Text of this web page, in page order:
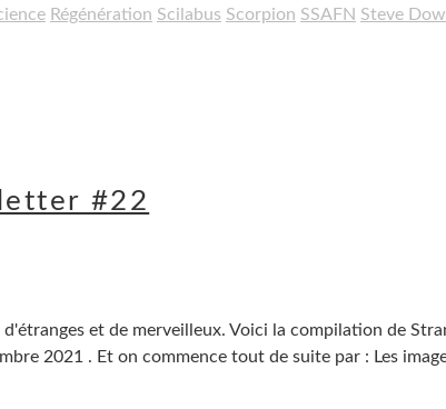
Régénération Scilabus Scorpion SSAFN Steve
#22
et de merveilleux. Voici la compilation de
2021 . Et on commence tout de suite par : Les